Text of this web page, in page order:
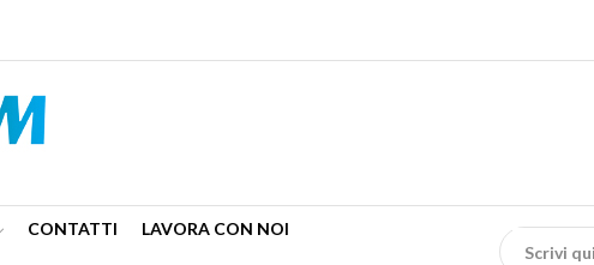
CONTATTI LAVORA CON NOI